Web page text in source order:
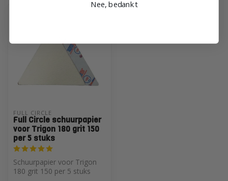
FULL CIRCLE
Full Circle schuurpapier
voor Trigon 180 grit 150
per 5 stuks
Schuurpapier voor Trigon
180 grit 150 per 5 stuks
Nee, bedankt